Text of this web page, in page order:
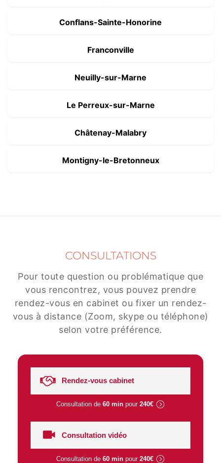
Conflans-Sainte-Honorine
Franconville
Neuilly-sur-Marne
Le Perreux-sur-Marne
Châtenay-Malabry
Montigny-le-Bretonneux
CONSULTATIONS
Pour toute question ou problématique que
vous rencontrez, vous pouvez prendre
rendez-vous en cabinet ou fixer un rendez-
vous à distance (Zoom, skype ou téléphone)
selon votre préférence.
Rendez-vous cabinet
Consultation de 60 minpour 240€
Consultation vidéo
Consultation de 60 minpour 240€